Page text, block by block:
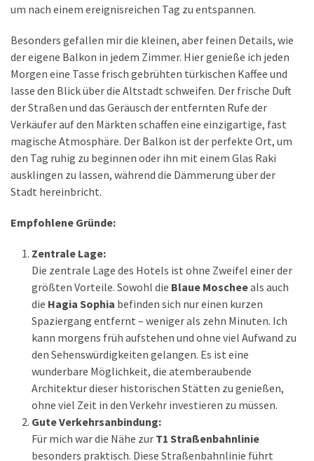
um nach einem ereignisreichen Tag zu entspannen.
Besonders gefallen mir die kleinen, aber feinen Details, wie
der eigene Balkon in jedem Zimmer. Hier genieße ich jeden
Morgen eine Tasse frisch gebrühten türkischen Kaffee und
lasse den Blick über die Altstadt schweifen. Der frische Duft
der Straßen und das Geräusch der entfernten Rufe der
Verkäufer auf den Märkten schaffen eine einzigartige, fast
magische Atmosphäre. Der Balkon ist der perfekte Ort, um
den Tag ruhig zu beginnen oder ihn mit einem Glas Raki
ausklingen zu lassen, während die Dämmerung über der
Stadt hereinbricht.
Empfohlene Gründe:
Zentrale Lage:
Die zentrale Lage des Hotels ist ohne Zweifel einer der
größten Vorteile. Sowohl die Blaue Moscheeals auch
die Hagia Sophia befinden sich nur einen kurzen
Spaziergang entfernt – weniger als zehn Minuten. Ich
kann morgens früh aufstehen und ohne viel Aufwand zu
den Sehenswürdigkeiten gelangen. Es ist eine
wunderbare Möglichkeit, die atemberaubende
Architektur dieser historischen Stätten zu genießen,
ohne viel Zeit in den Verkehr investieren zu müssen.
Gute Verkehrsanbindung:
Für mich war die Nähe zur T1 Straßenbahnlinie
besonders praktisch. Diese Straßenbahnlinie führt